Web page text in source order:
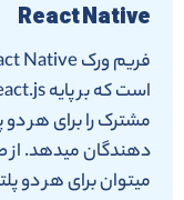
React Native
میتوان برای هر دو